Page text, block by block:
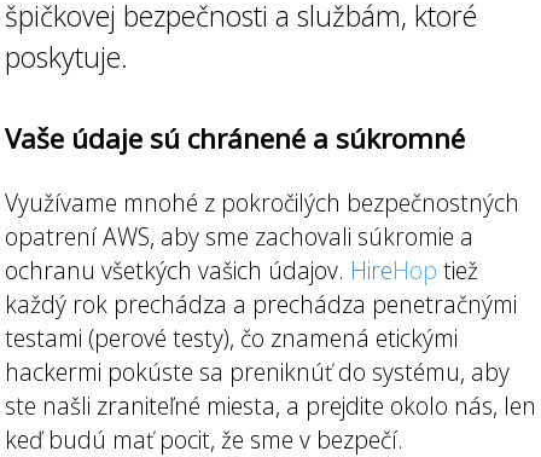
špičkovej bezpečnosti a službám, ktoré
poskytuje.
Vaše údaje sú chránené a súkromné
Využívame mnohé z pokročilých bezpečnostných
opatrení AWS, aby sme zachovali súkromie a
ochranu všetkých vašich údajov. HireHop tiež
každý rok prechádza a prechádza penetračnými
testami (perové testy), čo znamená etickými
hackermi pokúste sa preniknúť do systému, aby
ste našli zraniteľné miesta, a prejdite okolo nás, len
keď budú mať pocit, že sme v bezpečí.